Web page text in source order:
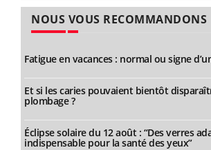
NOUS VOUS RECOMMANDONS
Fatigue en vacances : normal ou signe
Et si les caries pouvaient bientôt
plombage ?
Éclipse solaire du 12 août : “Des verres
indispensable pour la santé des yeux”